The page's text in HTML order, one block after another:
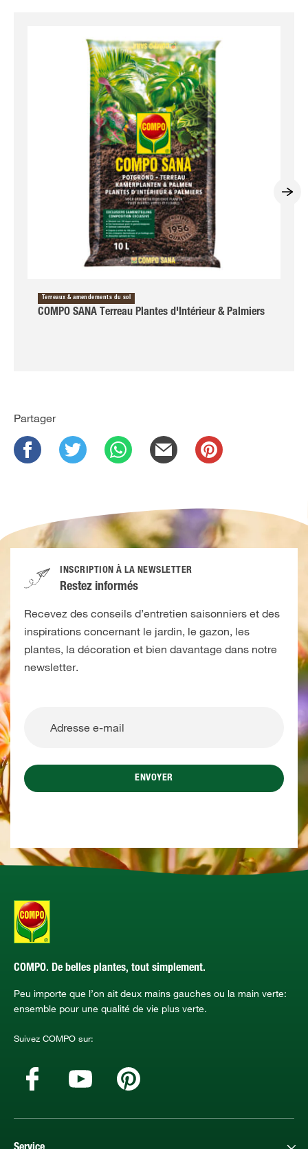
Terreaux & amendements du sol
COMPO SANA Terreau Plantes d'Intérieur & Palmiers
Partager
INSCRIPTION À LA NEWSLETTER
Restez informés
Recevez des conseils d’entretien saisonniers et des
inspirations concernant le jardin, le gazon, les
plantes, la décoration et bien davantage dans notre
newsletter.
ENVOYER
COMPO. De belles plantes, tout simplement.
Peu importe que l’on ait deux mains gauches ou la main verte:
ensemble pour une qualité de vie plus verte.
Suivez COMPO sur: